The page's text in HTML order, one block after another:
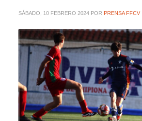
SÁBADO, 10 FEBRERO 2024 POR PRENSA FFCV